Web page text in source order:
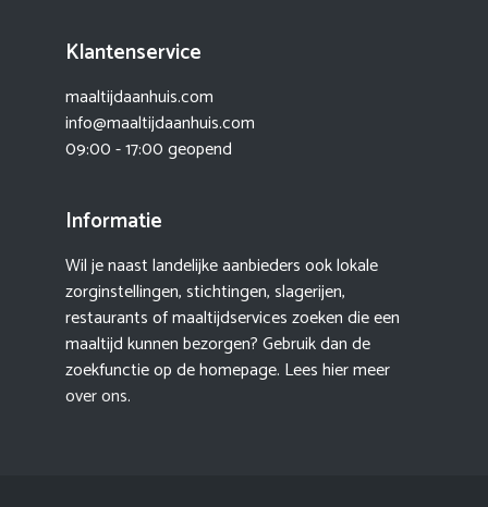
Klantenservice
maaltijdaanhuis.com
info@maaltijdaanhuis.com
09:00 - 17:00 geopend
Informatie
Wil je naast landelijke aanbieders ook lokale
zorginstellingen, stichtingen, slagerijen,
restaurants of maaltijdservices zoeken die een
maaltijd kunnen bezorgen? Gebruik dan de
zoekfunctie op de homepage. Lees hier meer
over ons.